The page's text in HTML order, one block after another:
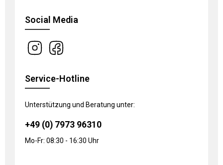
Social Media
Service-Hotline
Unterstützung und Beratung unter:
+49 (0) 7973 96310
Mo-Fr: 08:30 - 16:30 Uhr